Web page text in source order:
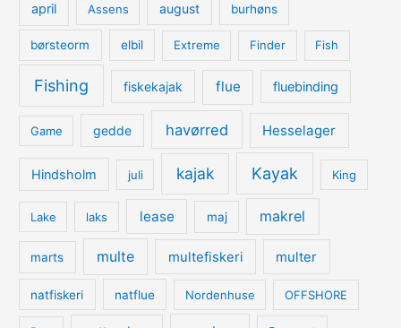
april Assens august burhøns
børsteorm elbil Extreme Finder Fish
Fishing fiskekajak flue fluebinding
Game gedde havørred Hesselager
Hindsholm juli kajak Kayak King
Lake laks lease maj makrel
marts multe multefiskeri multer
natfiskeri natflue Nordenhuse OFFSHORE